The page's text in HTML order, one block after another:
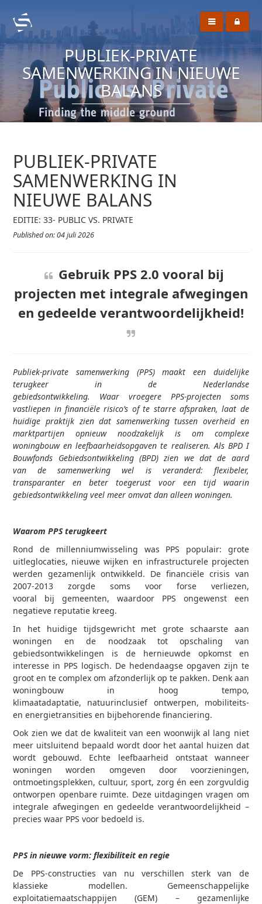
PUBLIEK-PRIVATE
SAMENWERKING IN NIEUWE
BALANS
PUBLIEK-PRIVATE
SAMENWERKING IN
NIEUWE BALANS
EDITIE: 33- PUBLIC VS. PRIVATE
Published on: 04 juli 2026
Gebruik PPS 2.0 vooral bij
projecten met integrale afwegingen
en gedeelde verantwoordelijkheid!
Publiek-private samenwerking (PPS) maakt een duidelijke
terugkeer in de Nederlandse
gebiedsontwikkeling. Waar vroegere PPS-projecten soms
vastliepen in financiële risico’s of te starre afspraken, laat de
huidige praktijk zien dat samenwerking tussen overheid en
marktpartijen opnieuw noodzakelijk is om complexe
woningbouw en leefbaarheidsopgaven te realiseren. Als BPD I
Bouwfonds Gebiedsontwikkeling (BPD) zien we dat de aard
van de samenwerking wel is veranderd: flexibeler,
transparanter en beter toegerust voor een tijd waarin
gebiedsontwikkeling veel meer omvat dan alleen woningen.
Waarom PPS terugkeert
Rond de millenniumwisseling was PPS populair: grote
uitleglocaties, nieuwe wijken en infrastructurele projecten
werden gezamenlijk ontwikkeld. De financiële crisis van
2007-2013 zorgde soms voor forse verliezen,
vooral bij gemeenten, waardoor PPS ongewenst een
negatieve reputatie kreeg.
In het huidige tijdsgewricht met grote schaarste aan
woningen en de noodzaak tot opschaling van
gebiedsontwikkelingen is de hernieuwde opkomst en
interesse in PPS logisch. De hedendaagse opgaven zijn te
groot en te complex om afzonderlijk op te pakken. Denk aan
woningbouw in hoog tempo,
klimaatadaptatie, natuurinclusief ontwerpen, mobiliteits-
en energietransities en bijbehorende financiering.
Ook zien we dat de kwaliteit van een woonwijk al lang niet
meer uitsluitend bepaald wordt door het aantal huizen dat
wordt gebouwd. Echte leefbaarheid ontstaat wanneer
woningen worden omgeven door voorzieningen,
ontmoetingsplekken, cultuur, sport, zorg én een zorgvuldig
ontworpen openbare ruimte. Deze uitdagingen vragen om
integrale afwegingen en gedeelde verantwoordelijkheid –
precies waar PPS voor bedoeld is.
PPS in nieuwe vorm: flexibiliteit en regie
De PPS-constructies van nu verschillen sterk van de
klassieke modellen. Gemeenschappelijke
exploitatiemaatschappijen (GEM) – gezamenlijke